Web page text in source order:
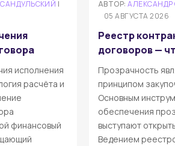
|
исполнения
расчёта и
финансовый
АВТОР:
05 АВГУСТА 2026
Реестр
договоров —
Прозрачность
принципом
Основным
обеспечения
выступают
Ведением